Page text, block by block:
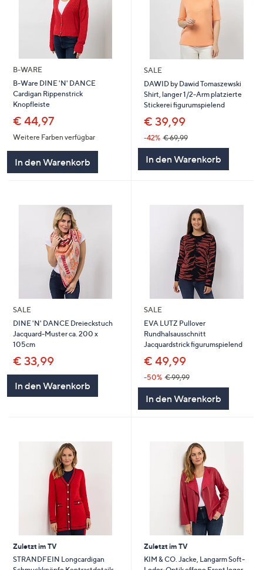
B-WARE
B-Ware DINE 'N' DANCE
Cardigan Rippenstrick
Knopfleiste
€ 44,97
Weitere Farben verfügbar
In den Warenkorb
SALE
DAWID by Dawid Tomaszewski
Shirt, langer 1/2-Arm platzierte
Stickerei figurumspielend
€ 39,99
-42% € 69,99
In den Warenkorb
SALE
DINE 'N' DANCE Dreieckstuch
Jacquard-Muster ca. 200 x
105cm
€ 33,99
In den Warenkorb
SALE
EVA LUTZ Pullover
Rundhalsausschnitt
Jacquardstrick figurumspielend
€ 49,99
-50% € 99,99
In den Warenkorb
Zuletzt im TV
STRANDFEIN Longcardigan
Zuletzt im TV
KIM & CO. Jacke, Langarm Soft-